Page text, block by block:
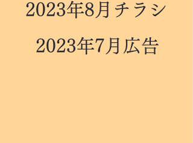
2023年8月チラシ
2023年7月広告